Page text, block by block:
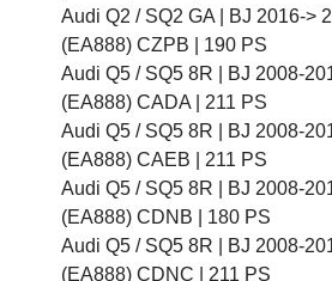
Audi Q2 / SQ2 GA |
BJ 2016->
(EA888) CZPB | 190 PS
Audi Q5 / SQ5 8R |
BJ 2008-
(EA888) CADA | 211 PS
Audi Q5 / SQ5 8R |
BJ 2008-
(EA888) CAEB | 211 PS
Audi Q5 / SQ5 8R |
BJ 2008-
(EA888) CDNB | 180 PS
Audi Q5 / SQ5 8R |
BJ 2008-
(EA888) CDNC | 211 PS